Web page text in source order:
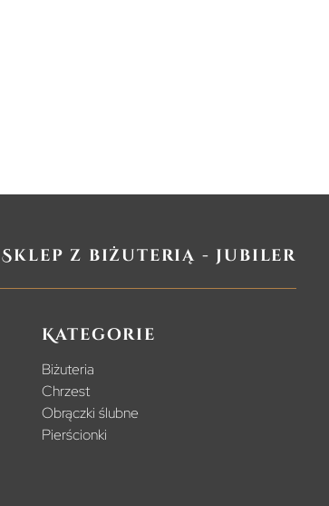
Sklep z biżuterią - jubiler
Kategorie
Biżuteria
Chrzest
Obrączki ślubne
Pierścionki